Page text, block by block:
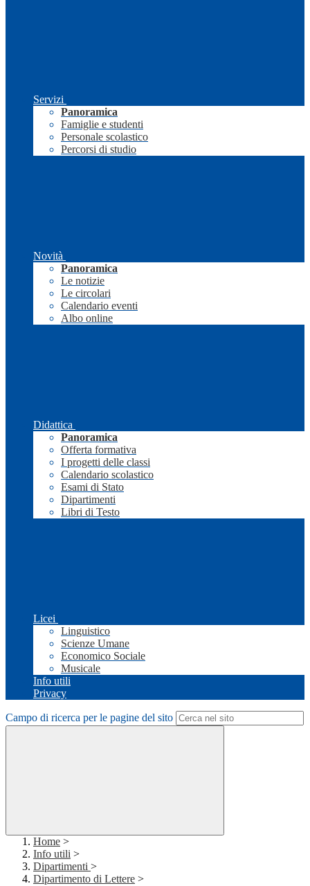
Servizi
Panoramica
Famiglie e studenti
Personale scolastico
Percorsi di studio
Novità
Panoramica
Le notizie
Le circolari
Calendario eventi
Albo online
Didattica
Panoramica
Offerta formativa
I progetti delle classi
Calendario scolastico
Esami di Stato
Dipartimenti
Libri di Testo
Licei
Linguistico
Scienze Umane
Economico Sociale
Musicale
Info utili
Privacy
Campo di ricerca per le pagine del sito
Home >
Info utili >
Dipartimenti >
Dipartimento di Lettere >